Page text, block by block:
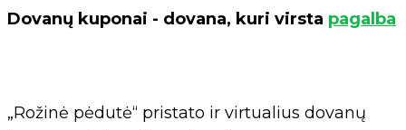
Dovanų kuponai - dovana, kuri virsta pagalba
„Rožinė pėdutė“ pristato ir virtualius dovanų